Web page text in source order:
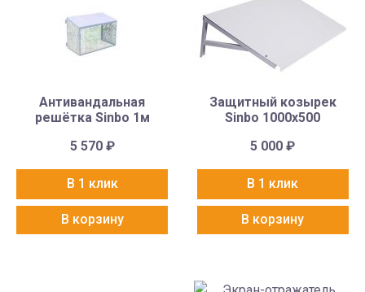
Антивандальная
решётка Sinbo 1м
5 570 ₽
В 1 клик
В корзину
Защитный козырек
Sinbo 1000х500
5 000₽
В 1 клик
В корзину